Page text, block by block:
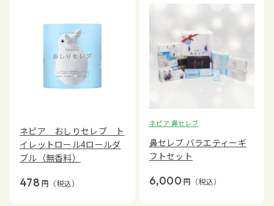
ネピア おしりセレブ ト
イレットロール4ロールダ
ブル（無香料）
478 円 （税込）
ネピア 鼻セレブ
鼻セレブ バラエティーギ
フトセット
6,000 円 （税込）